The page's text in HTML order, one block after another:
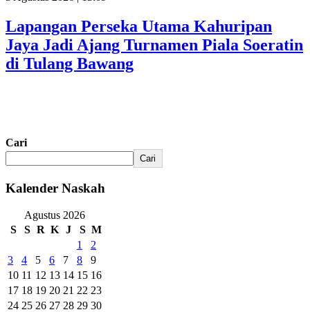
Lapangan Perseka Utama Kahuripan
Jaya Jadi Ajang Turnamen Piala Soeratin
di Tulang Bawang
Cari
Cari
Kalender Naskah
Agustus 2026
S
S R K J S M
1
2
3
4 5 6 7 8
9
10 11 12 13 14 15 16
17 18 19 20 21 22 23
24 25 26 27 28 29 30